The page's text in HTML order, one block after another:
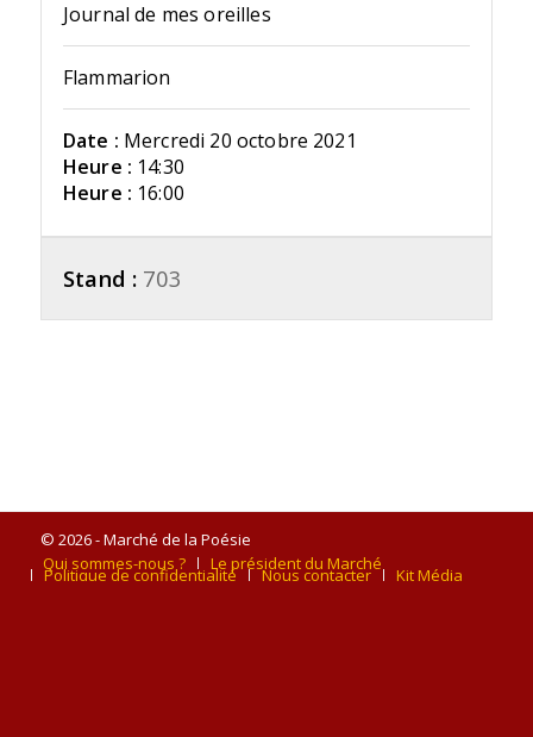
Journal de mes oreilles
Flammarion
Date : Mercredi 20 octobre 2021
Heure : 14:30
Heure : 16:00
Stand : 703
© 2026 - Marché de la Poésie
Qui sommes-nous ?
Le président du Marché
Politique de confidentialité Nous contacter Kit Média